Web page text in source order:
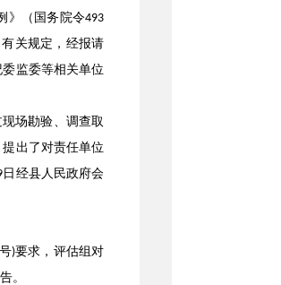
》（国务院令493
关规定，经报请
监委等相关单位
场勘验、调查取
出了对责任单位
日经县人民政府会
)要求，评估组对
。